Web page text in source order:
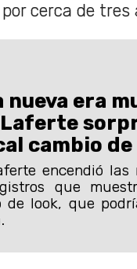
cerca de tres
nueva era
Laferte
cambio
encendió las
que
de look, que